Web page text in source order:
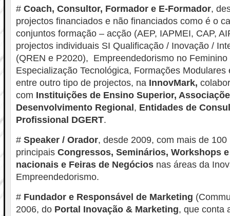
# Coach, Consultor, Formador e E-Formador,
projectos financiados e não financiados como é o
conjuntos formação – acção (AEP, IAPMEI, CAP,
projectos individuais SI Qualificação / Inovação /
(QREN e P2020), Empreendedorismo no
Especialização Tecnológica, Formações Modulares
entre outro tipo de projectos, na InnovMark,
com Instituições de Ensino Superior,
Desenvolvimento Regional , Entidades de
Profissional DGERT.
# Speaker / Orador, desde 2009, com mais de
principais Congressos, Seminários, Workshops
nacionais e Feiras de Negócios nas áreas da
Empreendedorismo.
# Fundador e Responsável de Marketing
2006, do Portal Inovação & Marketing, que conta